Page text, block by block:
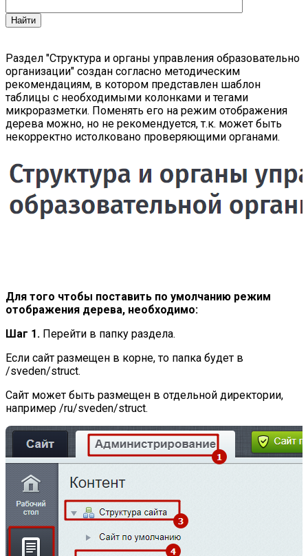
Раздел "Структура и органы управления образовательно
организации" создан согласно методическим
рекомендациям, в котором представлен шаблон
таблицы с необходимыми колонками и тегами
микроразметки. Поменять его на режим отображения
дерева можно, но не рекомендуется, т.к. может быть
некорректно истолковано проверяющими органами.
Для того чтобы поставить по умолчанию режим
отображения дерева, необходимо:
Шаг 1. Перейти в папку раздела.
Если сайт размещен в корне, то папка будет в
/sveden/struct.
Сайт может быть размещен в отдельной директории,
например /ru/sveden/struct.